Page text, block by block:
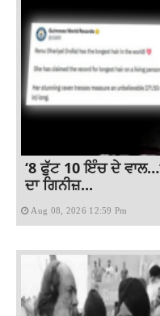
‘8 ਫੁੱਟ 10 ਇੰਚ ਦੇ
ਦਾ ਗਿਨੀਜ਼...
Aug 08, 2026 12:59 Pm